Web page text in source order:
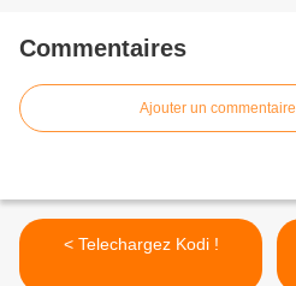
Commentaires
Ajouter un commentaire
< Telechargez Kodi !